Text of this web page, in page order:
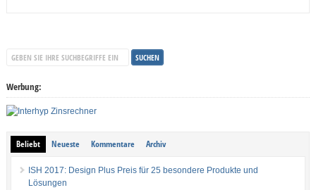
Werbung:
Beliebt Neueste Kommentare Archiv
ISH 2017: Design Plus Preis für 25 besondere Produkte und
Lösungen